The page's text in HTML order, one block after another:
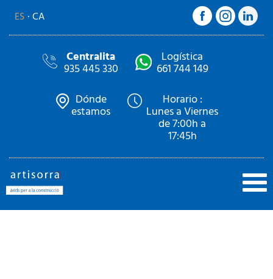
ES CA
Centralita
935 445 330
Logística
661 744 149
Dónde
estamos
Horario :
Lunes a Viernes
de 7:00h a
17:45h